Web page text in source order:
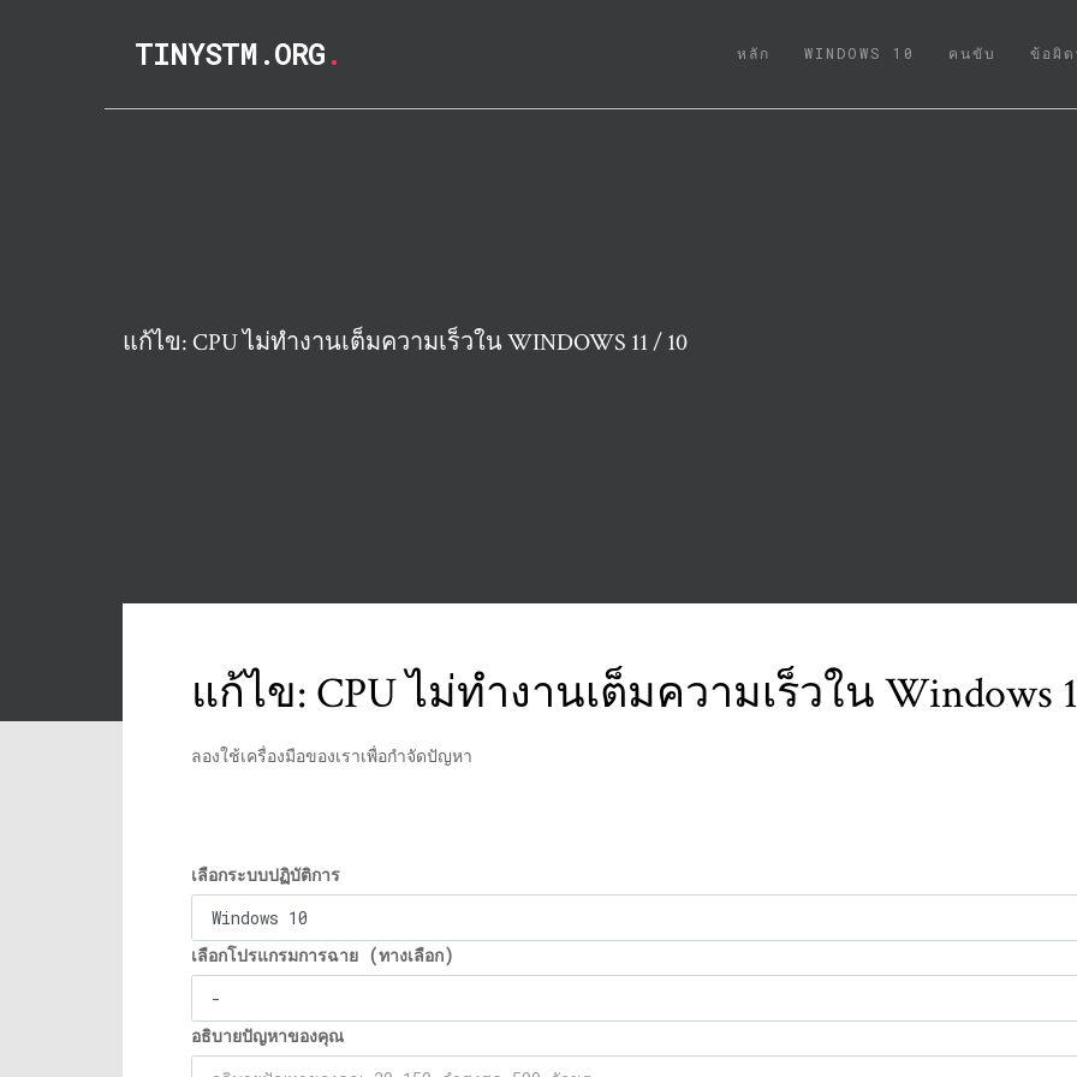
TINYSTM.ORG. หลัก (CURRENT)
WINDOWS 10 คนขับ ข้อผิ
แก้ไข: CPU ไม่ทำงานเต็มความเร็วใน WINDOWS 11 / 10
แก้ไข: CPU ไม่ทำงานเต็มความเร็วใน Windows
ลองใช้เครื่องมือของเราเพื่อกำจัดปัญหา
เลือกระบบปฏิบัติการ
เลือกโปรแกรมการฉาย (ทางเลือก)
อธิบายปัญหาของคุณ